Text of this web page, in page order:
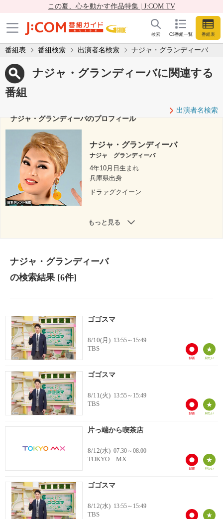
この夏、心を動かす作品特集 | J:COM TV
CS番組一覧 番組表
検索
番組表 番組検索 出演者名検索 ナジャ・グランディーバ
ナジャ・グランディーバに関連する
番組
出演者名検索
ナジャ・グランディーバのプロフィール
ナジャ・グランディーバ
ナジャ グランディーバ
4年10月日生まれ
兵庫県出身
ドラァグクイーン
もっと見る
ナジャ・グランディーバ
の検索結果[6件]
ゴゴスマ
8/10(月) 13:55～15:49
TBS
ゴゴスマ
8/11(火) 13:55～15:49
TBS
片っ端から喫茶店
8/12(水) 07:30～08:00
TOKYO MX
ゴゴスマ
8/12(水) 13:55～15:49
TBS